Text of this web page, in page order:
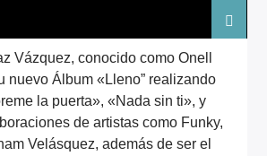
Vázquez, conocido como Onell
nuevo Álbum «Lleno” realizando
la puerta», «Nada sin ti», y
de artistas como Funky,
Velásquez, además de ser el